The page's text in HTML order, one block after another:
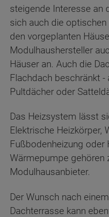
steigende Interesse an
sich auch die
den vorgeplanten
Modulhaushersteller
Häuser an. Auch die
Flachdach beschränkt -
Pultdächer oder
Das Heizsystem lässt
Elektrische Heizkörper,
Fußbodenheizung oder
Wärmepumpe gehören
Modulhausanbieter.
Der Wunsch nach
Dachterrasse kann